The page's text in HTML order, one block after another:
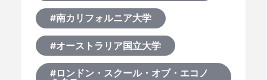
#南カリフォルニア大学
#オーストラリア国立大学
#ロンドン・スクール・オブ・エコノ